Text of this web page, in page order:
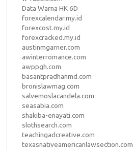
Data Warna HK 6D
forexcalendar.my.id
forexcost.my.id
forexcracked.my.id
austinmgarner.com
awinterromance.com
awppgh.com
basantpradhanmd.com
bronislawmag.com
salvemoslacandela.com
seasabia.com
shakiba-enayati.com
slothsearch.com
teachingadcreative.com
texasnativeamericanlawsection.com